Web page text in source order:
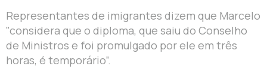
Representantes de imigrantes dizem que Marcelo
"considera que o diploma, que saiu do Conselho
de Ministros e foi promulgado por ele em três
horas, é temporário”.